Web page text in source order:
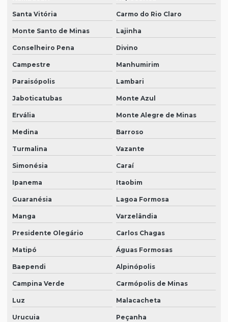
Santa Vitória Carmo do Rio Claro
Monte Santo de Minas Lajinha
Conselheiro Pena Divino
Campestre Manhumirim
Paraisópolis Lambari
Jaboticatubas Monte Azul
Ervália Monte Alegre de Minas
Medina Barroso
Turmalina Vazante
Simonésia Caraí
Ipanema Itaobim
Guaranésia Lagoa Formosa
Manga Varzelândia
Presidente Olegário Carlos Chagas
Matipó Águas Formosas
Baependi Alpinópolis
Campina Verde Carmópolis de Minas
Luz Malacacheta
Urucuia Peçanha